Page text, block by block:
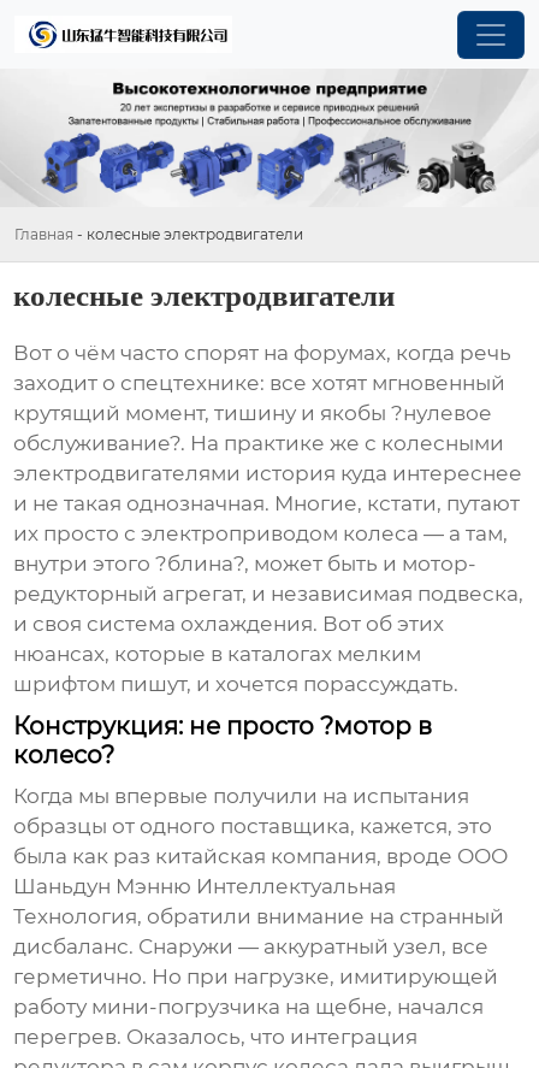
Главная - колесные электродвигатели
колесные электродвигатели
Вот о чём часто спорят на форумах, когда речь
заходит о спецтехнике: все хотят мгновенный
крутящий момент, тишину и якобы ?нулевое
обслуживание?. На практике же с колесными
электродвигателями история куда интереснее
и не такая однозначная. Многие, кстати, путают
их просто с электроприводом колеса — а там,
внутри этого ?блина?, может быть и мотор-
редукторный агрегат, и независимая подвеска,
и своя система охлаждения. Вот об этих
нюансах, которые в каталогах мелким
шрифтом пишут, и хочется порассуждать.
Конструкция: не просто ?мотор в
колесо?
Когда мы впервые получили на испытания
образцы от одного поставщика, кажется, это
была как раз китайская компания, вроде ООО
Шаньдун Мэнню Интеллектуальная
Технология, обратили внимание на странный
дисбаланс. Снаружи — аккуратный узел, все
герметично. Но при нагрузке, имитирующей
работу мини-погрузчика на щебне, начался
перегрев. Оказалось, что интеграция